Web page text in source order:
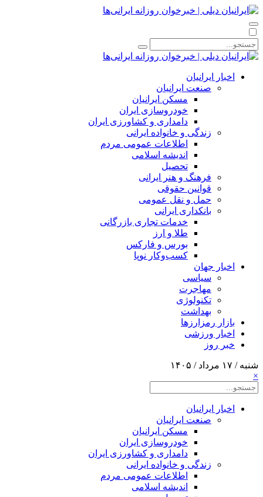
اخبار ایرانیان
صنعت ایرانیان
مسکن ایرانیان
خودروسازی ایران
دامداری و کشاورزی ایران
زندگی و خانواده ایرانی
اطلاعات عمومی مردم
اندیشه اسلامی
تحصیل
فرهنگ و هنر ایرانی
قوانین حقوقی
حمل و نقل عمومی
بانکداری ایرانی
خدمات تجاری بازرگانی
طلا و ارز
بورس و فارکس
کسب‌وکار نوپا
اخبار جهان
سیاسی
مهاجرت
تکنولوژی
بهداشت
بازار رمزارزها
اخبار ورزشی
خبر روز
شنبه / ۱۷ مرداد / ۱۴۰۵
×
اخبار ایرانیان
صنعت ایرانیان
مسکن ایرانیان
خودروسازی ایران
دامداری و کشاورزی ایران
زندگی و خانواده ایرانی
اطلاعات عمومی مردم
اندیشه اسلامی